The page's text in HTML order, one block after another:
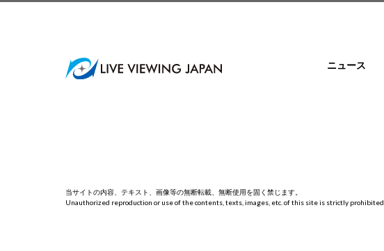
ニュース
当サイトの内容、テキスト、画像等の無断転載、無断使用を固く禁じます。
Unauthorized reproduction or use of the contents, texts, images, etc. of this site is strictly prohibited.